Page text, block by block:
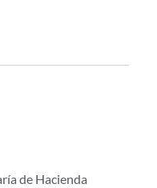
de Hacienda